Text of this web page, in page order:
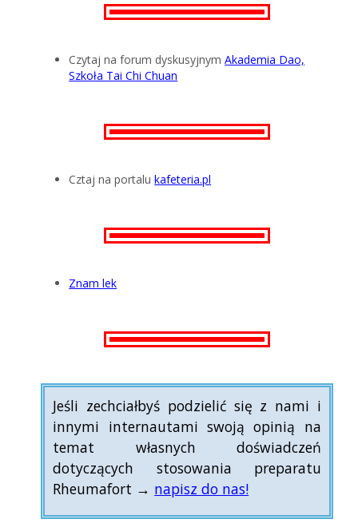
Czytaj na forum dyskusyjnymAkademia Dao,
Szkoła Tai Chi Chuan
Cztaj na portalukafeteria.pl
Znam lek
Jeśli zechciałbyś podzielić się z nami i
innymi internautami swoją opinią na
temat własnych doświadczeń
dotyczących stosowania preparatu
Rheumafort → napisz do nas!